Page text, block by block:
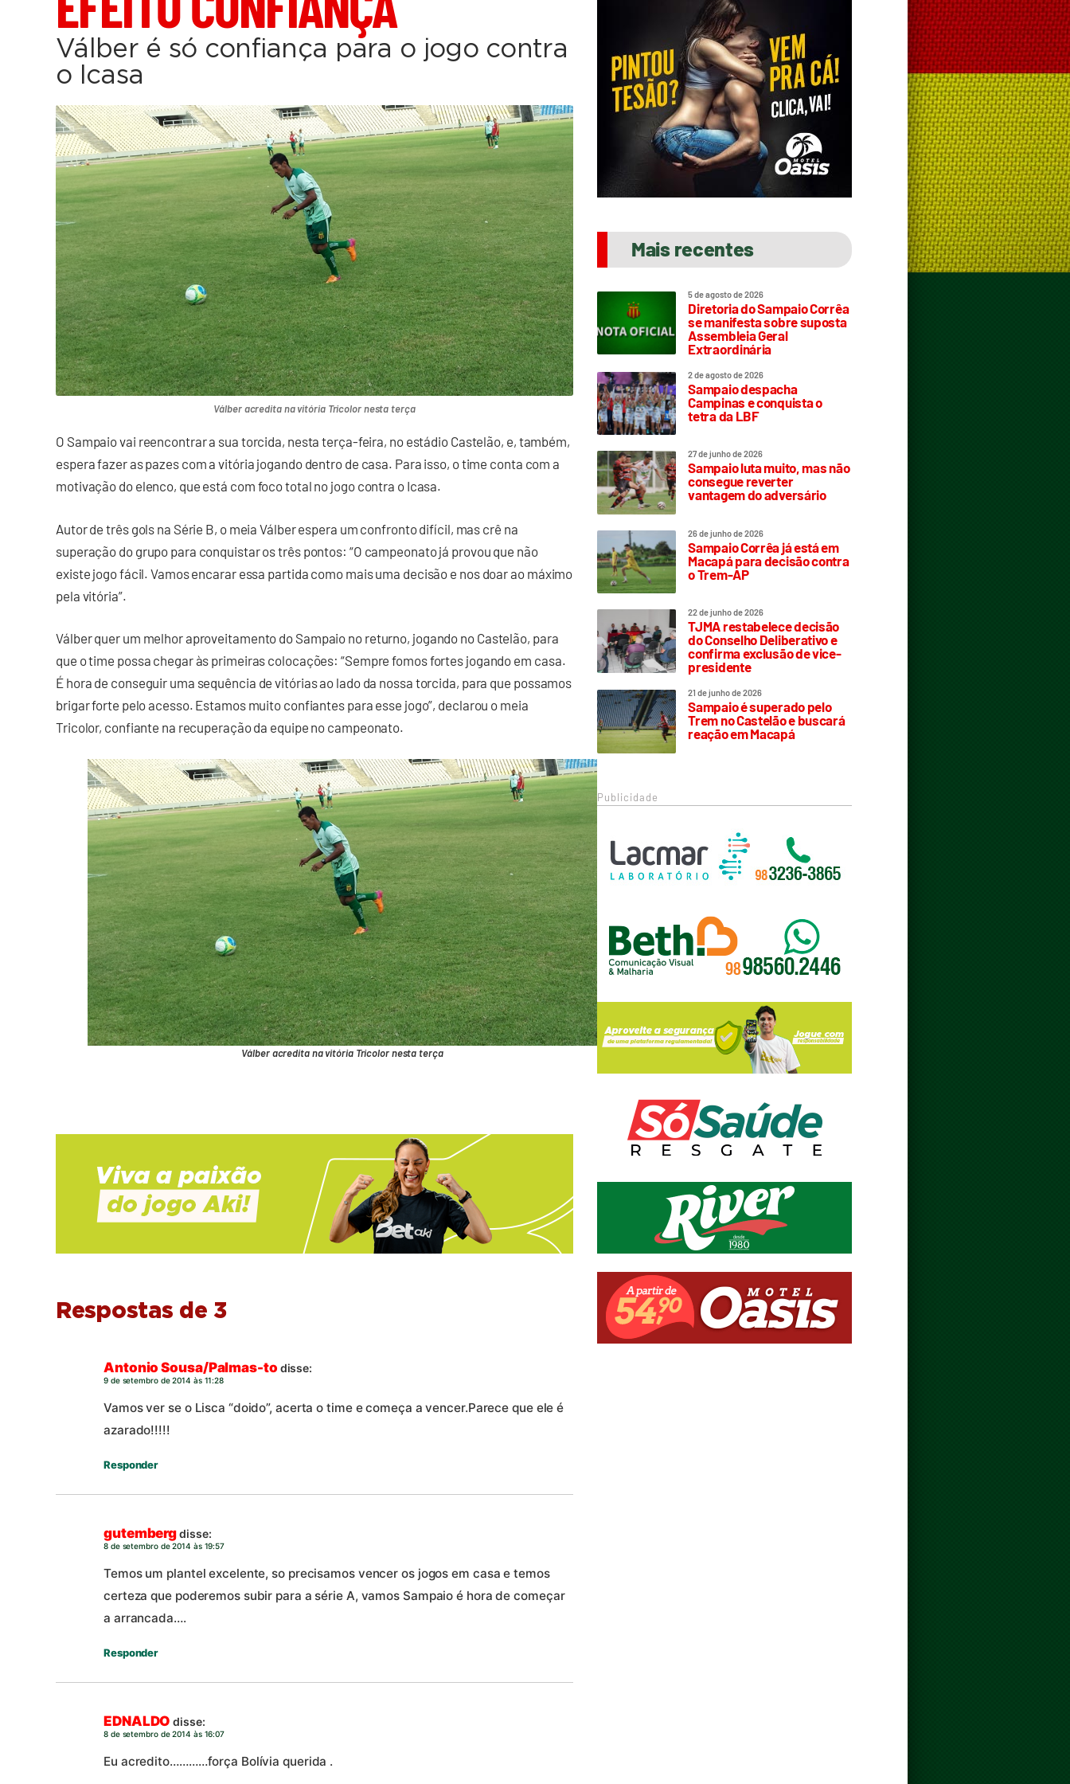
Válber é só confiança para o jogo contra
o Icasa
Válber acredita na vitória Tricolor nesta terça
O Sampaio vai reencontrar a sua torcida, nesta terça-feira, no estádio Castelão, e, também,
espera fazer as pazes com a vitória jogando dentro de casa. Para isso, o time conta com a
motivação do elenco, que está com foco total no jogo contra o Icasa.
Autor de três gols na Série B, o meia Válber espera um confronto difícil, mas crê na
superação do grupo para conquistar os três pontos: “O campeonato já provou que não
existe jogo fácil. Vamos encarar essa partida como mais uma decisão e nos doar ao máximo
pela vitória”.
Válber quer um melhor aproveitamento do Sampaio no returno, jogando no Castelão, para
que o time possa chegar às primeiras colocações: “Sempre fomos fortes jogando em casa.
É hora de conseguir uma sequência de vitórias ao lado da nossa torcida, para que possamos
brigar forte pelo acesso. Estamos muito confiantes para esse jogo”, declarou o meia
Tricolor, confiante na recuperação da equipe no campeonato.
Válber acredita na vitória Tricolor nesta terça
Respostas de 3
Antonio Sousa/Palmas-to disse:
9 de setembro de 2014 às 11:28
Vamos ver se o Lisca “doido”, acerta o time e começa a vencer.Parece que ele é
azarado!!!!!
Responder
gutembergdisse:
8 de setembro de 2014 às 19:57
Temos um plantel excelente, so precisamos vencer os jogos em casa e temos
certeza que poderemos subir para a série A, vamos Sampaio é hora de começar
a arrancada….
Responder
EDNALDO disse:
8 de setembro de 2014 às 16:07
Eu acredito…………força Bolívia querida .
Mais recentes
5 de agosto de 2026
Diretoria do Sampaio Corrêa
se manifesta sobre suposta
Assembleia Geral
Extraordinária
2 de agosto de 2026
Sampaio despacha
Campinas e conquista o
tetra da LBF
27 de junho de 2026
Sampaio luta muito, mas não
consegue reverter
vantagem do adversário
26 de junho de 2026
Sampaio Corrêa já está em
Macapá para decisão contra
o Trem-AP
22 de junho de 2026
TJMA restabelece decisão
do Conselho Deliberativo e
confirma exclusão de vice-
presidente
21 de junho de 2026
Sampaio é superado pelo
Trem no Castelão e buscará
reação em Macapá
Publicidade